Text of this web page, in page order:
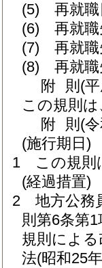
(5)
再就
(6)
再就
(7)
再就
(8)
再就
附 則 (
この規則
附 則 (
(施行期日)
1
この規則
(経過措置)
2
地方公務
則第6条第
規則によ
法(昭和25